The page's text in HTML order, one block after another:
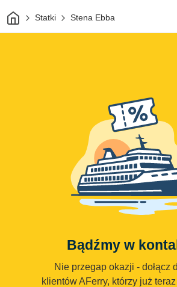
DomStatki Stena Ebba
Bądźmy w
Nie przegap okazji - dołącz
klientów AFerry, którzy już